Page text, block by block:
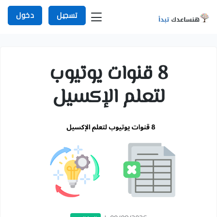
تسجيل دخول
8 قنوات يوتيوب
لتعلم الإكسيل